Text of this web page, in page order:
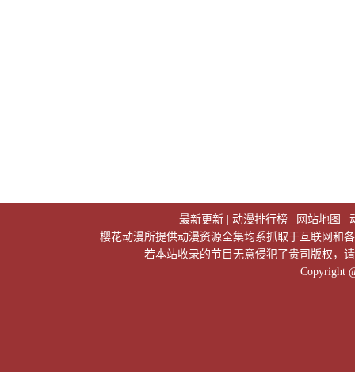
最新更新 动漫排行榜 网站地图
樱花动漫所提供动漫资源全集均系抓取于互联网和
若本站收录的节目无意侵犯了贵司版权，
Copyright